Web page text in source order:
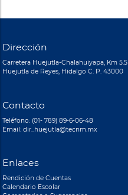
Dirección
Carretera Huejutla-Chalahuiyapa, Km 5.5
Huejutla de Reyes, Hidalgo C. P. 43000
Contacto
Teléfono: (01- 789) 89-6-06-48
Email: dir_huejutla@tecnm.mx
Enlaces
Rendición de Cuentas
Calendario Escolar